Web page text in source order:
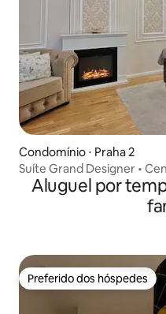
Condomínio ⋅ Praha 2
Suíte Grand Designer •
romântico
Aluguel por
Preferido dos hóspedes
Preferido dos hóspedes